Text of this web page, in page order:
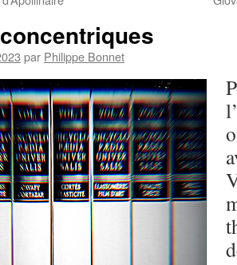
par Philippe Bonnet